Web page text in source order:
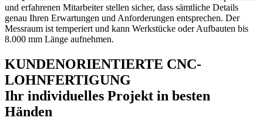
und erfahrenen Mitarbeiter stellen sicher, dass sämtliche Details
genau Ihren Erwartungen und Anforderungen entsprechen. Der
Messraum ist temperiert und kann Werkstücke oder Aufbauten bis
8.000 mm Länge aufnehmen.
KUNDENORIENTIERTE CNC-
LOHNFERTIGUNG
Ihr individuelles Projekt in besten
Händen